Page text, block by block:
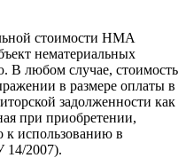
стоимости НМА
нематериальных
В любом случае, стоимость
в размере оплаты в
задолженности как
при приобретении,
к использованию в
14/2007).